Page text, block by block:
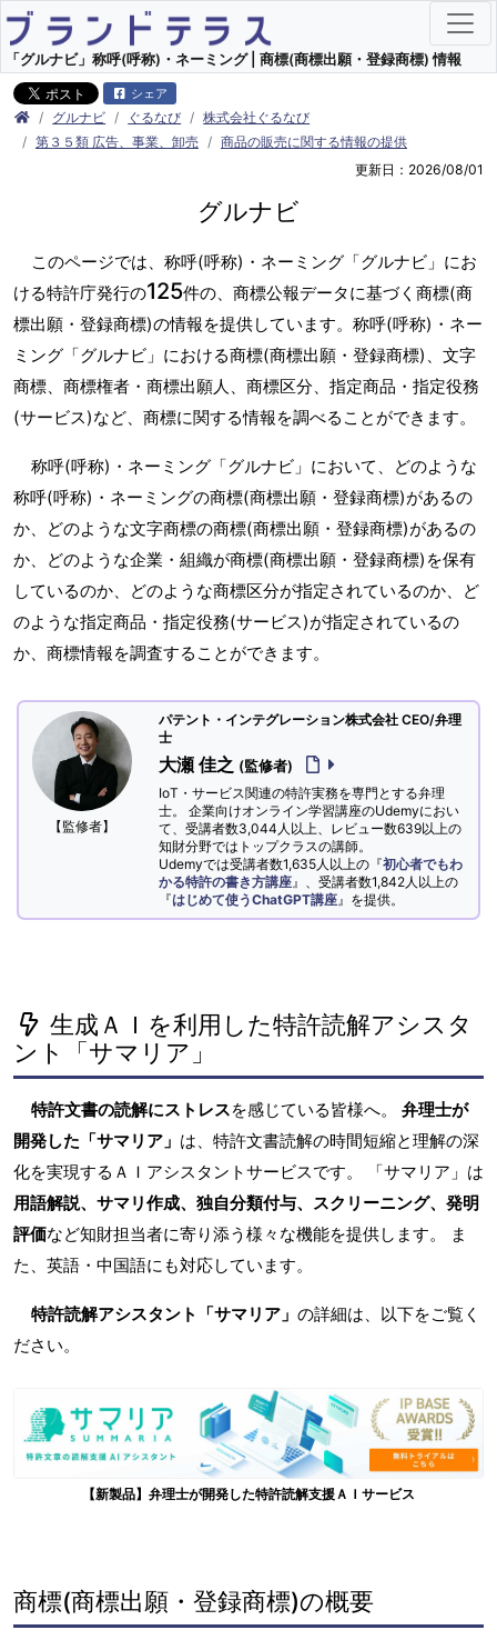
「グルナビ」称呼(呼称)・ネーミング | 商標(商標出願・登録商標) 情報
シェア
グルナビ ぐるなび
株式会社ぐるなび
第３５類 広告、事業、卸売
商品の販売に関する情報の提供
更新日：2026/08/01
グルナビ
このページでは、称呼(呼称)・ネーミング「グルナビ」にお
ける特許庁発行の125件の、商標公報データに基づく商標(商
標出願・登録商標)の情報を提供しています。称呼(呼称)・ネー
ミング「グルナビ」における商標(商標出願・登録商標)、文字
商標、商標権者・商標出願人、商標区分、指定商品・指定役務
(サービス)など、商標に関する情報を調べることができます。
称呼(呼称)・ネーミング「グルナビ」において、どのような
称呼(呼称)・ネーミングの商標(商標出願・登録商標)があるの
か、どのような文字商標の商標(商標出願・登録商標)があるの
か、どのような企業・組織が商標(商標出願・登録商標)を保有
しているのか、どのような商標区分が指定されているのか、ど
のような指定商品・指定役務(サービス)が指定されているの
か、商標情報を調査することができます。
【監修者】
パテント・インテグレーション株式会社 CEO/弁理
士
大瀬 佳之 (監修者)
IoT・サービス関連の特許実務を専門とする弁理
士。 企業向けオンライン学習講座のUdemyにおい
て、受講者数3,044人以上、レビュー数639以上の
知財分野ではトップクラスの講師。
Udemyでは受講者数1,635人以上の『初心者でもわ
かる特許の書き方講座 』、受講者数1,842人以上の
『はじめて使うChatGPT講座 』を提供。
生成ＡＩを利用した特許読解アシスタ
ント「サマリア」
特許文書の読解にストレスを感じている皆様へ。 弁理士が
開発した「サマリア」 は、特許文書読解の時間短縮と理解の深
化を実現するＡＩアシスタントサービスです。 「サマリア」は
用語解説、サマリ作成、独自分類付与、スクリーニング、発明
評価など知財担当者に寄り添う様々な機能を提供します。 ま
た、英語・中国語にも対応しています。
特許読解アシスタント「サマリア」 の詳細は、以下をご覧く
ださい。
【新製品】弁理士が開発した特許読解支援ＡＩサービス
商標(商標出願・登録商標)の概要